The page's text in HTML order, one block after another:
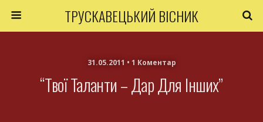
ТРУСКАВЕЦЬКИЙ ВІСНИК
31.05.2011 • 1 Коментар
“Твої Таланти – Дар Для Інших”